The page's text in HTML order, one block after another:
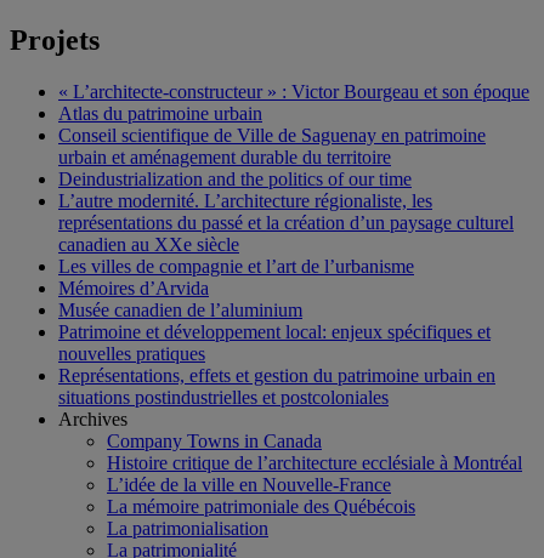
Projets
« L’architecte-constructeur » : Victor Bourgeau et son époque
Atlas du patrimoine urbain
Conseil scientifique de Ville de Saguenay en patrimoine
urbain et aménagement durable du territoire
Deindustrialization and the politics of our time
L’autre modernité. L’architecture régionaliste, les
représentations du passé et la création d’un paysage culturel
canadien au XXe siècle
Les villes de compagnie et l’art de l’urbanisme
Mémoires d’Arvida
Musée canadien de l’aluminium
Patrimoine et développement local: enjeux spécifiques et
nouvelles pratiques
Représentations, effets et gestion du patrimoine urbain en
situations postindustrielles et postcoloniales
Archives
Company Towns in Canada
Histoire critique de l’architecture ecclésiale à Montréal
L’idée de la ville en Nouvelle-France
La mémoire patrimoniale des Québécois
La patrimonialisation
La patrimonialité